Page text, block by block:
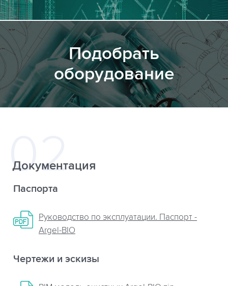
Подобрать
оборудование
Документация
Паспорта
Руководство по эксплуатации. Паспорт -
Argel-BIO
Чертежи и эскизы